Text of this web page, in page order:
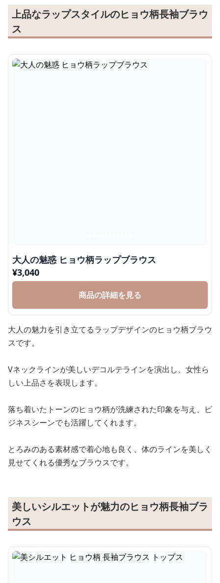
上品なラップスタイルのヒョウ柄長袖ブラウ
ス
大人の魅惑 ヒョウ柄ラップブラウス
¥3,040
商品の詳細を見る
大人の魅力を引き立てるラップデザインのヒョウ柄ブラウ
スです。
Vネックラインが美しいデコルテラインを演出し、女性ら
しい上品さを表現します。
落ち着いたトーンのヒョウ柄が洗練された印象を与え、ビ
ジネスシーンでも活躍してくれます。
とろみのある素材感で着心地も良く、体のラインを美しく
見せてくれる優秀なブラウスです。
美しいシルエットが魅力のヒョウ柄長袖ブラ
ウス